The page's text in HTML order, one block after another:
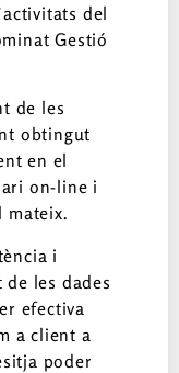
del
Gestió
de les
obtingut
en el
on-line i
mateix.
i
les dades
efectiva
a client a
poder